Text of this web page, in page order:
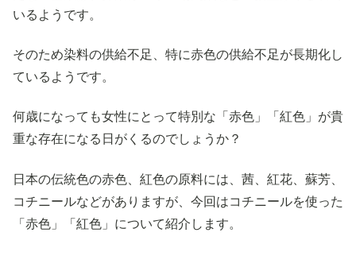
いるようです。
そのため染料の供給不足、特に赤色の供給不足が長期化し
ているようです。
何歳になっても女性にとって特別な「赤色」「紅色」が貴
重な存在になる日がくるのでしょうか？
日本の伝統色の赤色、紅色の原料には、茜、紅花、蘇芳、
コチニールなどがありますが、今回はコチニールを使った
「赤色」「紅色」について紹介します。